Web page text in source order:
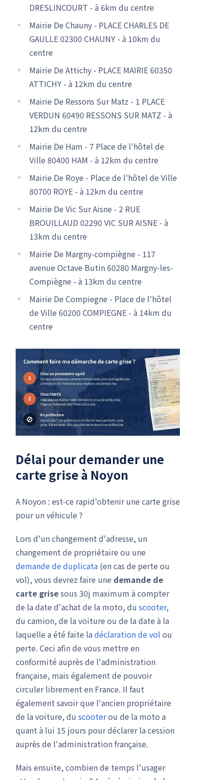
DRESLINCOURT - à 6km du centre
Mairie De Chauny - PLACE CHARLES DE
GAULLE 02300 CHAUNY - à 10km du
centre
Mairie De Attichy - PLACE MAIRIE 60350
ATTICHY - à 12km du centre
Mairie De Ressons Sur Matz - 1 PLACE
VERDUN 60490 RESSONS SUR MATZ - à
12km du centre
Mairie De Ham - 7 Place de l'hôtel de
Ville 80400 HAM - à 12km du centre
Mairie De Roye - Place de l'hôtel de Ville
80700 ROYE - à 12km du centre
Mairie De Vic Sur Aisne - 2 RUE
BROUILLAUD 02290 VIC SUR AISNE - à
13km du centre
Mairie De Margny-compiègne - 117
avenue Octave Butin 60280 Margny-les-
Compiègne - à 13km du centre
Mairie De Compiegne - Place de l'hôtel
de Ville 60200 COMPIEGNE - à 14km du
centre
Délai pour demander une
carte grise à Noyon
A Noyon : est-ce rapid'obtenir une carte grise
pour un véhicule ?
Lors d'un changement d'adresse, un
changement de propriétaire ou une
demande de duplicata (en cas de perte ou
vol), vous devrez faire une demande de
carte grisesous 30j maximum à compter
de la date d'achat de la moto, du scooter,
du camion, de la voiture ou de la date à la
laquelle a été faite ladéclaration de vol ou
perte. Ceci afin de vous mettre en
conformité auprès de l'administration
française, mais également de pouvoir
circuler librement en France. Il faut
également savoir que l'ancien propriétaire
de la voiture, du scooterou de la moto a
quant à lui 15 jours pour déclarer la cession
auprès de l'administration française.
Mais ensuite, combien de temps l'usager